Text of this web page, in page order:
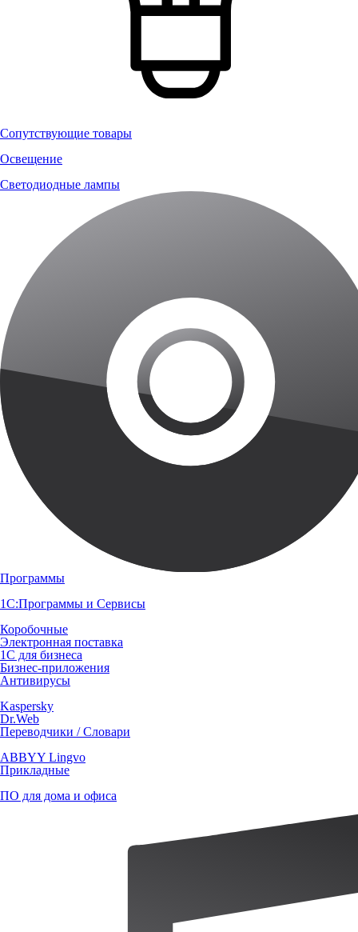
Сопутствующие товары
Освещение
Светодиодные лампы
Программы
1С:Программы и Сервисы
Коробочные
Электронная поставка
1С для бизнеса
Бизнес-приложения
Антивирусы
Kaspersky
Dr.Web
Переводчики / Словари
ABBYY Lingvo
Прикладные
ПО для дома и офиса